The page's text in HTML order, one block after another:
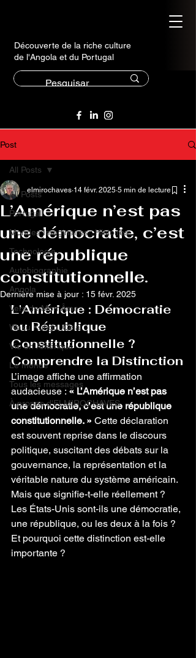
Découverte de la riche culture
de l'Angola et du Portugal
Post
All Posts
Portugal
Mondes Imaginaires : Histoires
Technologie
Autobiographie
Angola
Vers de Mon Âme
Waku Kungo, Cela
Vie en Amérique
Le monde
Tous les messages
À propos d'ELMIROCHAVES
All Posts
L’Amérique n’est pas
une démocratie, c’est
une république
constitutionnelle.
elmirochaves 14 févr. 2025 5 min de lecture
Dernière mise à jour : 15 févr. 2025
L'Amérique : Démocratie
ou République
Constitutionnelle ?
Comprendre la Distinction
L’image affiche une affirmation
audacieuse : « L’Amérique n’est pas
une démocratie, c’est une république
constitutionnelle. » Cette déclaration
est souvent reprise dans le discours
politique, suscitant des débats sur la
gouvernance, la représentation et la
véritable nature du système américain.
Mais que signifie-t-elle réellement ?
Les États-Unis sont-ils une démocratie,
une république, ou les deux à la fois ?
Et pourquoi cette distinction est-elle
importante ?